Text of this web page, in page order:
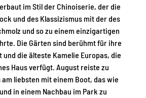
im Stil der Chinoiserie, der die
und des Klassizismus mit der des
und so zu einem einzigartigen
Die Gärten sind berühmt für ihre
und die älteste Kamelie Europas, die
Haus verfügt. August reiste zu
liebsten mit einem Boot, das wie
in einem Nachbau im Park zu